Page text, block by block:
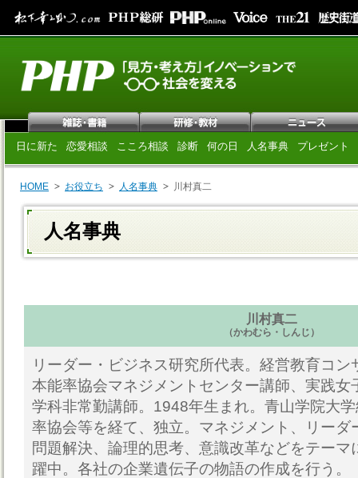
日に新た 恋愛相談 こころ相談 診断 何の日 人名事典 プレゼント
HOME お役立ち 人名事典 川村真二
人名事典
川村真二
（かわむら・しんじ）
リーダー・ビジネス研究所代表。経営教育コ
本能率協会マネジメントセンター講師、実践女
学科非常勤講師。1948年生まれ。青山学院大
率協会等を経て、独立。マネジメント、リーダ
問題解決、論理的思考、意識改革などをテーマ
躍中。各社の企業遺伝子の物語の作成を行う。